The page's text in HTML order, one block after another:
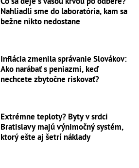
Nahliadli sme do laboratória, kam sa
bežne nikto nedostane
Inflácia zmenila správanie Slovákov:
Ako narábať s peniazmi, keď
nechcete zbytočne riskovať?
Extrémne teploty? Byty v srdci
Bratislavy majú výnimočný systém,
ktorý ešte aj šetrí náklady